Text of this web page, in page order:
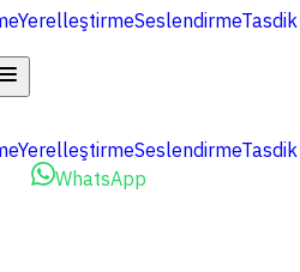
YerelleştirmeSeslendirmeTasdik
YerelleştirmeSeslendirmeTasdik
WhatsApp